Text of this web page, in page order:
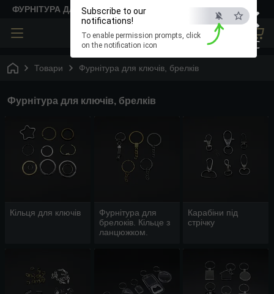
×
ESC
Subscribe to our
notifications!
To enable permission prompts, click
on the notification icon
ФУРНІТУРА ДЛЯ ТВОРЧОСТІ
Товари Фурнітура для ключів, брелків
Фурнітура для ключів, брелків
Кільця для ключів
Фурнітура для
брелоків. Кільце з
ланцюжком.
Карабіни під
стрічку